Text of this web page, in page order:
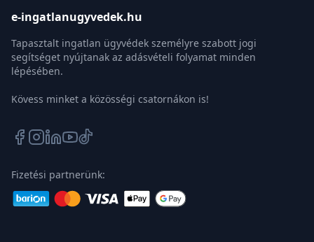
e-ingatlanugyvedek.hu
Tapasztalt ingatlan ügyvédek személyre szabott jogi
segítséget nyújtanak az adásvételi folyamat minden
lépésében.
Kövess minket a közösségi csatornákon is!
Fizetési partnerünk: